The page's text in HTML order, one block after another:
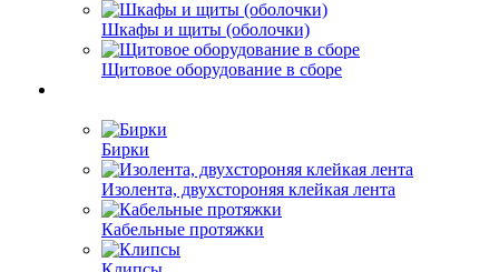
Шкафы и щиты (оболочки)
Щитовое оборудование в сборе
Бирки
Изолента, двухстороняя клейкая лента
Кабельные протяжки